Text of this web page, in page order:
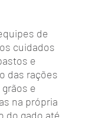
de
cuidados
e
das rações
e
na própria
do gado até